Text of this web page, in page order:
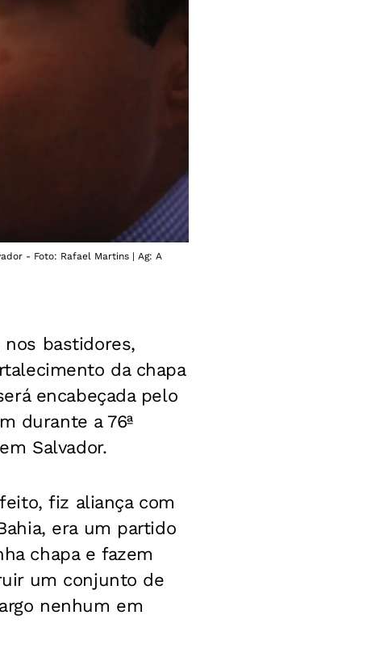
- Foto: Rafael Martins | Ag: A
nos bastidores,
da chapa
encabeçada pelo
durante a 76ª
Salvador.
fiz aliança com
era um partido
chapa e fazem
um conjunto de
nenhum em